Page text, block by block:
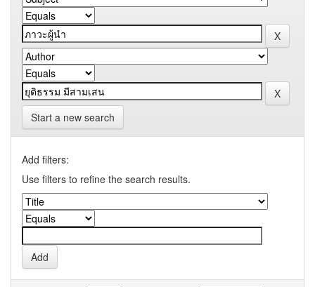
Start a new search
Add filters:
Use filters to refine the search results.